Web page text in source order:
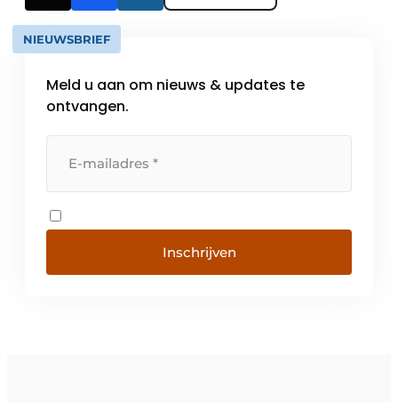
NIEUWSBRIEF
Meld u aan om nieuws & updates te
ontvangen.
Inschrijven